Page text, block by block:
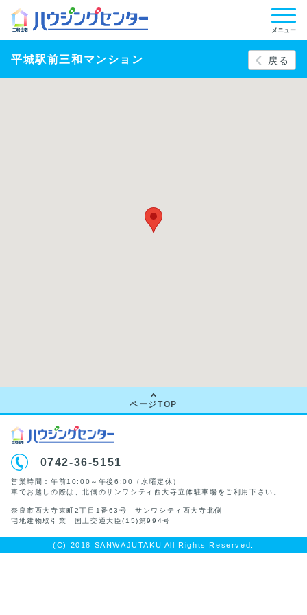
メニュー
平城駅前三和マンション 戻る
ページTOP
0742-36-5151
営業時間：午前10:00～午後6:00（水曜定休）
車でお越しの際は、北側のサンワシティ西大寺立体駐車場をご利用下さい。
奈良市西大寺東町2丁目1番63号 サンワシティ西大寺北側
宅地建物取引業 国土交通大臣(15)第994号
(C) 2018 SANWAJUTAKU All Rights Reserved.